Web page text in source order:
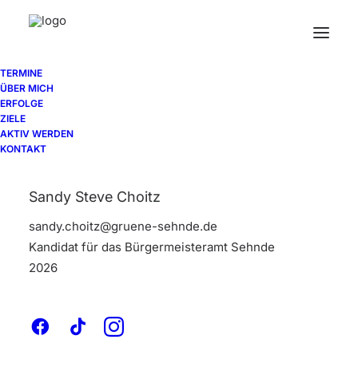
TERMINE
ÜBER MICH
ERFOLGE
ZIELE
AKTIV WERDEN
KONTAKT
Sandy Steve Choitz
sandy.choitz@gruene-sehnde.de
Kandidat für das Bürgermeisteramt Sehnde
2026